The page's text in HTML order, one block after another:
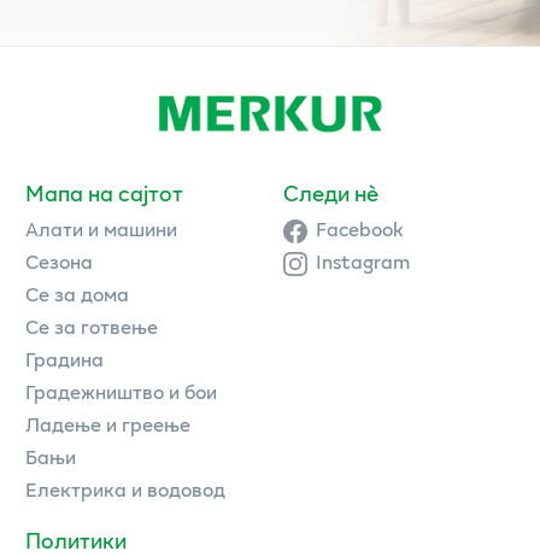
Мапа на сајтот
Алати и машини
Сезона
Се за дома
Се за готвење
Градина
Градежништво и бои
Ладење и греење
Бањи
Електрика и водовод
Политики
Следи нè
Facebook
Instagram